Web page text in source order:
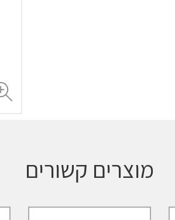
מוצרים קשורים